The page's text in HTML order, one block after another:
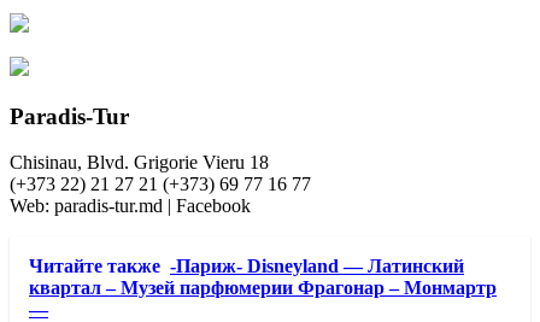
Paradis-Tur
Chisinau, Blvd. Grigorie Vieru 18
(+373 22) 21 27 21 (+373) 69 77 16 77
Web: paradis-tur.md | Facebook
Читайте также -Париж- Disneyland — Латинский
квартал – Музей парфюмерии Фрагонар – Монмартр
—